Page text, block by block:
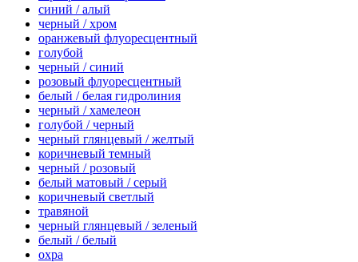
синий / алый
черный / хром
оранжевый флуоресцентный
голубой
черный / синий
розовый флуоресцентный
белый / белая гидролиния
черный / хамелеон
голубой / черный
черный глянцевый / желтый
коричневый темный
черный / розовый
белый матовый / серый
коричневый светлый
травяной
черный глянцевый / зеленый
белый / белый
охра